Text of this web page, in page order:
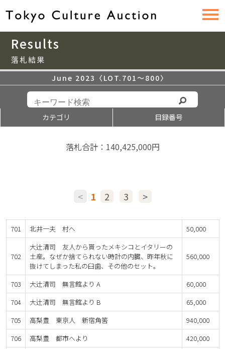
Results
落札結果
June 2023〈LOT.701〜800〉
カテゴリ 目録番号
落札合計：140,425,000円
< 1 2 3 >
701 北井一夫 村へ 50,000
702
大辻清司 友人から貰ったメキシコとイタリーの
土産。なぜか捨てられない時計の内臓、昨年秋に
抜けてしまった私の臼歯、その他のセット。
560,000
703 大辻清司 無言館より A
60,000
704
大辻清司 無言館より B
65,000
705
高梨豊 東京人 新宿角筈
940,000
706
高梨豊 都市へより
420,000